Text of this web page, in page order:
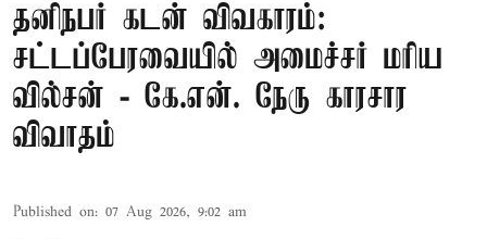
தனிநபர் கடன் விவகாரம்:
சட்டப்பேரவையில் அமைச்சர் மரிய
வில்சன் - கே.என். நேரு காரசார
விவாதம்
Published on: 07 Aug 2026, 9:02 am